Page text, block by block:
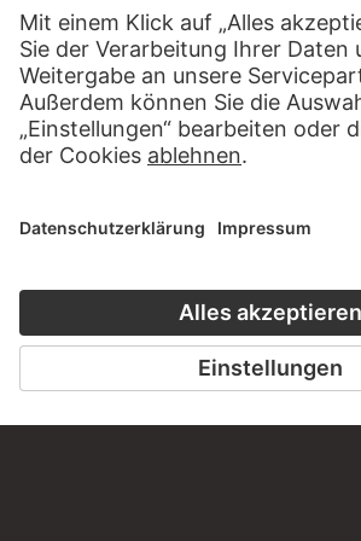
BESUCHEN SIE DAS
STÄDEL MUSEUM
ZUR WEBSEITE
Haben Sie Anregungen, Fragen oder
SCHREIBEN SIE UNS